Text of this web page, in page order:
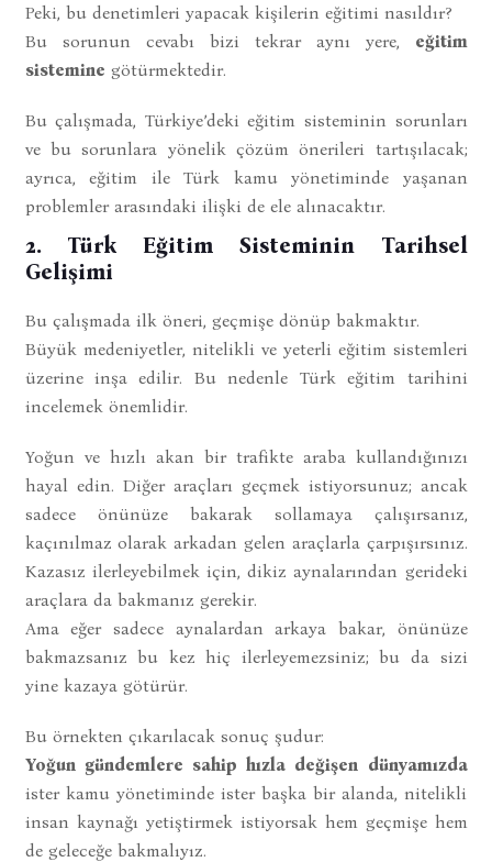
Peki, bu denetimleri yapacak kişilerin eğitimi nasıldır?
Bu sorunun cevabı bizi tekrar aynı yere, eğitim
sistemine götürmektedir.
Bu çalışmada, Türkiye’deki eğitim sisteminin sorunları
ve bu sorunlara yönelik çözüm önerileri tartışılacak;
ayrıca, eğitim ile Türk kamu yönetiminde yaşanan
problemler arasındaki ilişki de ele alınacaktır.
2. Türk Eğitim Sisteminin Tarihsel
Gelişimi
Bu çalışmada ilk öneri, geçmişe dönüp bakmaktır.
Büyük medeniyetler, nitelikli ve yeterli eğitim sistemleri
üzerine inşa edilir. Bu nedenle Türk eğitim tarihini
incelemek önemlidir.
Yoğun ve hızlı akan bir trafikte araba kullandığınızı
hayal edin. Diğer araçları geçmek istiyorsunuz; ancak
sadece önünüze bakarak sollamaya çalışırsanız,
kaçınılmaz olarak arkadan gelen araçlarla çarpışırsınız.
Kazasız ilerleyebilmek için, dikiz aynalarından gerideki
araçlara da bakmanız gerekir.
Ama eğer sadece aynalardan arkaya bakar, önünüze
bakmazsanız bu kez hiç ilerleyemezsiniz; bu da sizi
yine kazaya götürür.
Bu örnekten çıkarılacak sonuç şudur:
Yoğun gündemlere sahip hızla değişen dünyamızda
ister kamu yönetiminde ister başka bir alanda, nitelikli
insan kaynağı yetiştirmek istiyorsak hem geçmişe hem
de geleceğe bakmalıyız.